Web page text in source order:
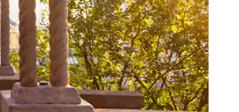
hacia abajo o explora con el tacto o desliza el dedo.